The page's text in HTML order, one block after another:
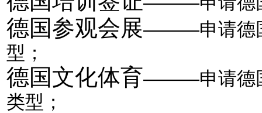
德国参观会展———申请德
型；
德国文化体育———申请德
类型；